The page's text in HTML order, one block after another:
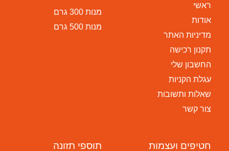
ראשי
אודות
מדיניות האתר
תקנון רכישה
החשבון שלי
עגלת הקניות
שאלות ותשובות
צור קשר
מנות 300 גרם
מנות 500 גרם
חטיפים ועצמות תוספי תזונה